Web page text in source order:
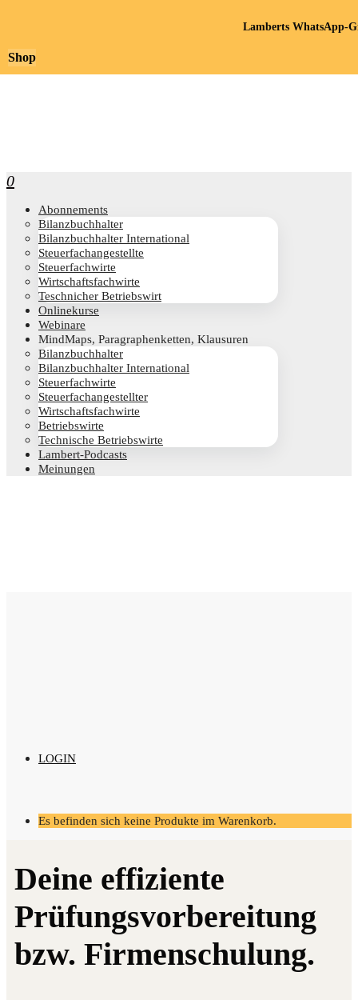
0
Abon­ne­ments
Bilanz­buch­hal­ter
Bilanz­buch­hal­ter International
Steu­er­fach­an­ge­stell­te
Steu­er­fach­wir­te
Wirt­schafts­fach­wir­te
Teschni­cher Betriebswirt
Online­kur­se
Web­i­na­re
Mind­Maps, Para­gra­phen­ket­ten, Klausuren
Bilanz­buch­hal­ter
Bilanz­buch­hal­ter International
Steu­er­fach­wir­te
Steu­er­fach­an­ge­stell­ter
Wirt­schafts­fach­wir­te
Betriebs­wir­te
Tech­ni­sche Betriebswirte
Lam­­bert-Pod­­casts
Mei­nun­gen
LOGIN
Es befinden sich keine Produkte im Warenkorb.
Shop
Lamberts WhatsApp-